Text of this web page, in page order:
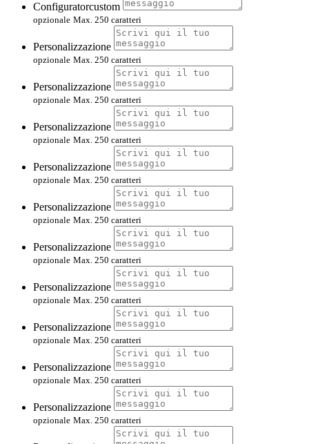
Configuratorcustom
opzionale Max. 250 caratteri
Personalizzazione
opzionale Max. 250 caratteri
Personalizzazione
opzionale Max. 250 caratteri
Personalizzazione
opzionale Max. 250 caratteri
Personalizzazione
opzionale Max. 250 caratteri
Personalizzazione
opzionale Max. 250 caratteri
Personalizzazione
opzionale Max. 250 caratteri
Personalizzazione
opzionale Max. 250 caratteri
Personalizzazione
opzionale Max. 250 caratteri
Personalizzazione
opzionale Max. 250 caratteri
Personalizzazione
opzionale Max. 250 caratteri